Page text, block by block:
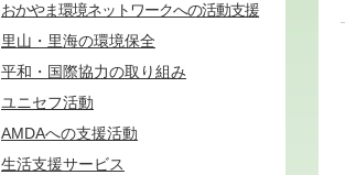
おかやま環境ネットワークへの活動支援
里山・里海の環境保全
平和・国際協力の取り組み
ユニセフ活動
AMDAへの支援活動
生活支援サービス